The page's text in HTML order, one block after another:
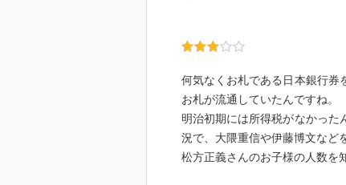
何気なくお札である日本銀行券
お札が流通していたんですね。
明治初期には所得税がなかった
況で、大隈重信や伊藤博文など
松方正義さんのお子様の人数を